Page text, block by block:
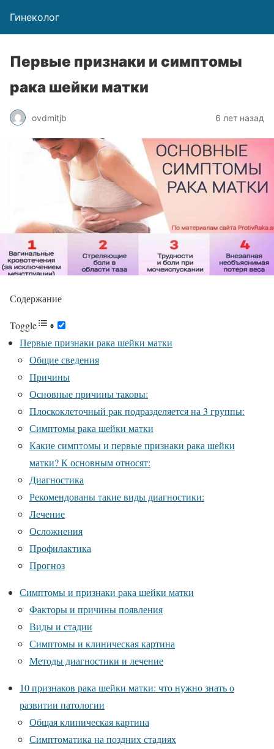
Гинеколог
Первые признаки и симптомы
рака шейки матки
ovdmitjb 6 лет назад
Содержание
Toggle
Первые признаки рака шейки матки
Общие сведения
Причины
Основные причины таковы:
Плоскоклеточный рак подразделяется на 3 группы:
Симптомы рака шейки матки
Какие симптомы и первые признаки рака шейки
матки? К основным относят:
Диагностика
Рекомендованы такие виды диагностики:
Лечение
Осложнения
Профилактика
Прогноз
Симптомы и признаки рака шейки матки
Факторы и причины появления
Виды и стадии
Симптомы и клиническая картина
Методы диагностики и лечение
10 признаков рака шейки матки: что нужно знать о
развитии патологии
Общая клиническая картина
Симптоматика на поздних стадиях